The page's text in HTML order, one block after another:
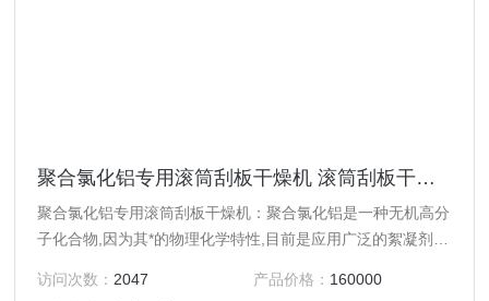
聚合氯化铝专用滚筒刮板干燥机 滚筒刮板干燥设备
聚合氯化铝专用滚筒刮板干燥机：聚合氯化铝是一种无机高分
子化合物,因为其*的物理化学特性,目前是应用广泛的絮凝剂之
燥技术进行比较分析,同时对原有生产装置的实际经验进行归
访问次数： 2047 产品价格： 160000